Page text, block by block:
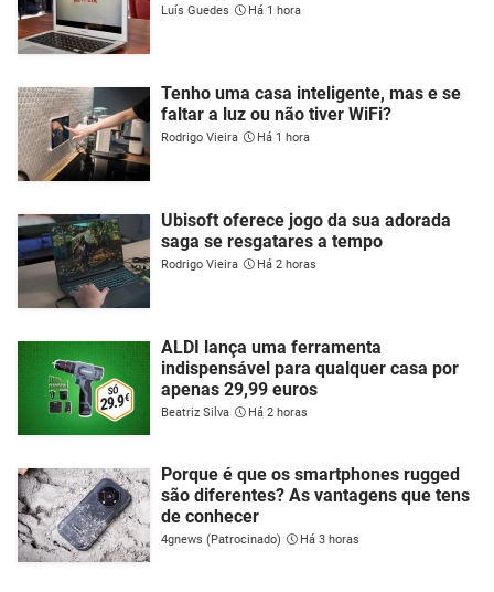
Luís Guedes Há 1 hora
Tenho uma casa inteligente, mas e se
faltar a luz ou não tiver WiFi?
Rodrigo Vieira Há 1 hora
Ubisoft oferece jogo da sua adorada
saga se resgatares a tempo
Rodrigo Vieira Há 2 horas
ALDI lança uma ferramenta
indispensável para qualquer casa por
apenas 29,99 euros
Beatriz Silva Há 2 horas
Porque é que os smartphones rugged
são diferentes? As vantagens que tens
de conhecer
4gnews (Patrocinado) Há 3 horas